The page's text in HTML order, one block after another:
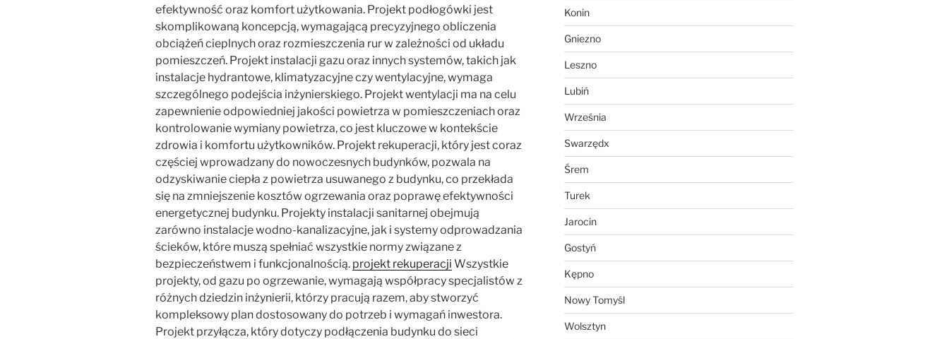
efektywność oraz komfort użytkowania. Projekt podłogówki jest
skomplikowaną koncepcją, wymagającą precyzyjnego obliczenia
obciążeń cieplnych oraz rozmieszczenia rur w zależności od układu
pomieszczeń. Projekt instalacji gazu oraz innych systemów, takich jak
instalacje hydrantowe, klimatyzacyjne czy wentylacyjne, wymaga
szczególnego podejścia inżynierskiego. Projekt wentylacji ma na celu
zapewnienie odpowiedniej jakości powietrza w pomieszczeniach oraz
kontrolowanie wymiany powietrza, co jest kluczowe w kontekście
zdrowia i komfortu użytkowników. Projekt rekuperacji, który jest coraz
częściej wprowadzany do nowoczesnych budynków, pozwala na
odzyskiwanie ciepła z powietrza usuwanego z budynku, co przekłada
się na zmniejszenie kosztów ogrzewania oraz poprawę efektywności
energetycznej budynku. Projekty instalacji sanitarnej obejmują
zarówno instalacje wodno-kanalizacyjne, jak i systemy odprowadzania
ścieków, które muszą spełniać wszystkie normy związane z
bezpieczeństwem i funkcjonalnością. projekt rekuperacji Wszystkie
projekty, od gazu po ogrzewanie, wymagają współpracy specjalistów z
różnych dziedzin inżynierii, którzy pracują razem, aby stworzyć
kompleksowy plan dostosowany do potrzeb i wymagań inwestora.
Projekt przyłącza, który dotyczy podłączenia budynku do sieci
Konin
Gniezno
Leszno
Lubiń
Września
Swarzędx
Śrem
Turek
Jarocin
Gostyń
Kępno
Nowy Tomyśl
Wolsztyn